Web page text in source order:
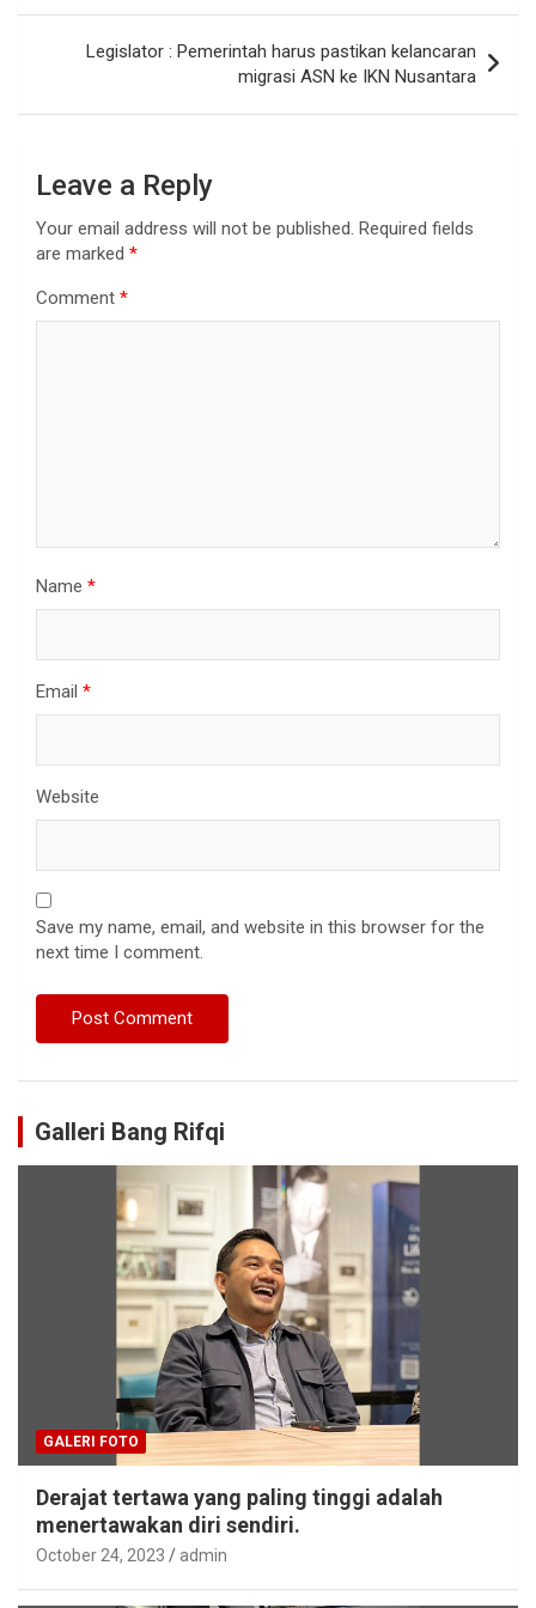
Legislator : Pemerintah harus pastikan kelancaran
migrasi ASN ke IKN Nusantara
Leave a Reply
Your email address will not be published. Required fields
are marked *
Comment *
Name *
Email *
Website
Save my name, email, and website in this browser for the
next time I comment.
Galleri Bang Rifqi
GALERI FOTO
Derajat tertawa yang paling tinggi adalah
menertawakan diri sendiri.
October 24, 2023 admin